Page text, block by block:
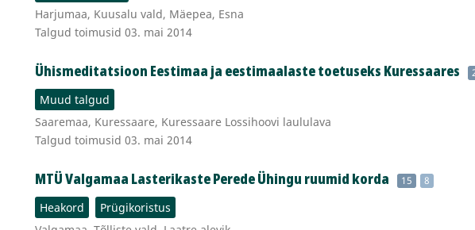
Harjumaa, Kuusalu vald, Mäepea, Esna
Talgud toimusid 03. mai 2014
Ühismeditatsioon Eestimaa ja eestimaalaste toetuseks Kuressaares
Muud talgud
Saaremaa, Kuressaare, Kuressaare Lossihoovi laululava
Talgud toimusid 03. mai 2014
MTÜ Valgamaa Lasterikaste Perede Ühingu ruumid korda 15 8
Heakord
Prügikoristus